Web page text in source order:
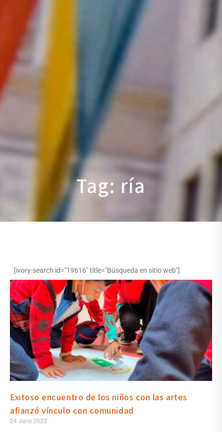
Tag: ría
[ivory-search id="19616" title="Búsqueda en sitio web"]
Exitoso encuentro de los niños con las artes
afianzó vínculo con comunidad
24 June 2022